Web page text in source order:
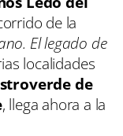
de la
El legado de
localidades
de
, llega ahora a la